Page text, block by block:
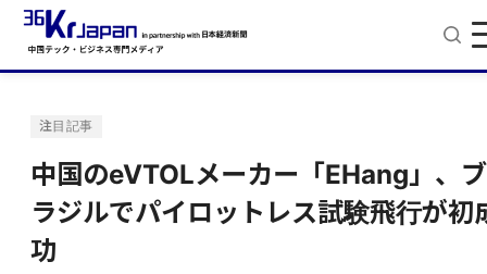
注目記事
中国のeVTOLメーカー「EHang」、ブ
ラジルでパイロットレス試験飛行が初
功